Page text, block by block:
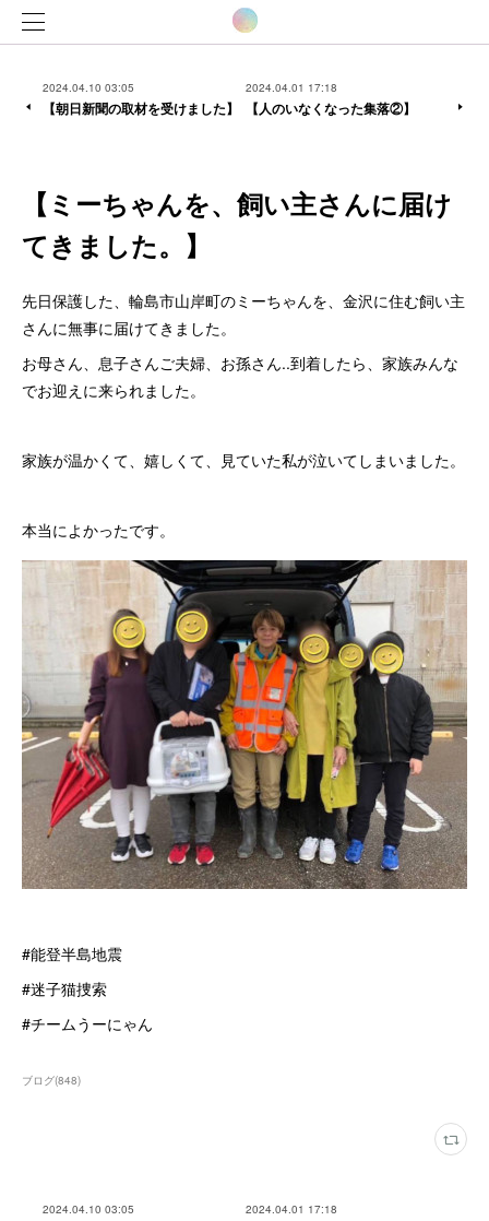
2024.04.10 03:05
【朝日新聞の取材を受けました】
2024.04.01 17:18
【人のいなくなった集落②】
【ミーちゃんを、飼い主さんに届け
てきました。】
先日保護した、輪島市山岸町のミーちゃんを、金沢に住む飼い主
さんに無事に届けてきました。
お母さん、息子さんご夫婦、お孫さん..到着したら、家族みんな
でお迎えに来られました。
家族が温かくて、嬉しくて、見ていた私が泣いてしまいました。
本当によかったです。
#能登半島地震
#迷子猫捜索
#チームうーにゃん
ブログ(848)
2024.04.10 03:05 2024.04.01 17:18